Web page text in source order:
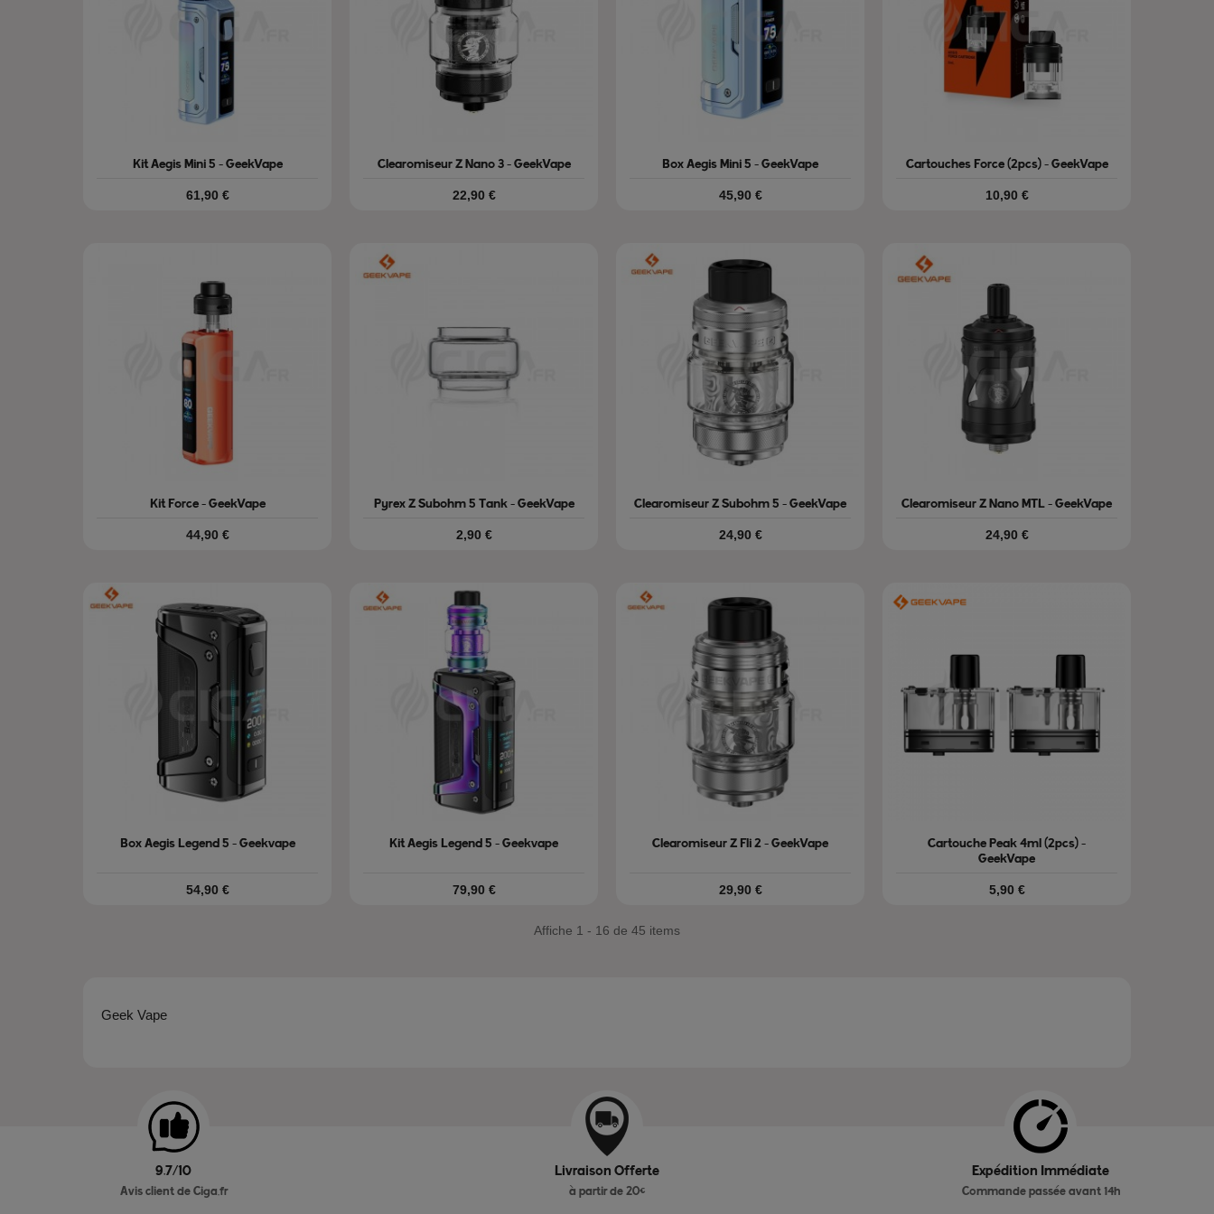
Kit Aegis Mini 5 - GeekVape
Prix
61,90 €
Clearomiseur Z Nano 3 - GeekVape
Prix
22,90 €
Box Aegis Mini 5 - GeekVape
Prix
45,90 €
Cartouches Force (2pcs) - GeekVape
Prix
10,90 €
Kit Force - GeekVape
Prix
44,90 €
Pyrex Z Subohm 5 Tank - GeekVape
Prix
2,90 €
Clearomiseur Z Subohm 5 - GeekVape
Prix
24,90 €
Clearomiseur Z Nano MTL - GeekVape
Prix
24,90 €
Box Aegis Legend 5 - Geekvape
Prix
54,90 €
Kit Aegis Legend 5 - Geekvape
Prix
79,90 €
Clearomiseur Z Fli 2 - GeekVape
Prix
29,90 €
Cartouche Peak 4ml (2pcs) -
GeekVape
Prix
5,90 €
Affiche 1 - 16 de 45 items
Geek Vape
9.7/10
Avis client de Ciga.fr
Livraison Offerte
à partir de 20€
Expédition Immédiate
Commande passée avant 14h